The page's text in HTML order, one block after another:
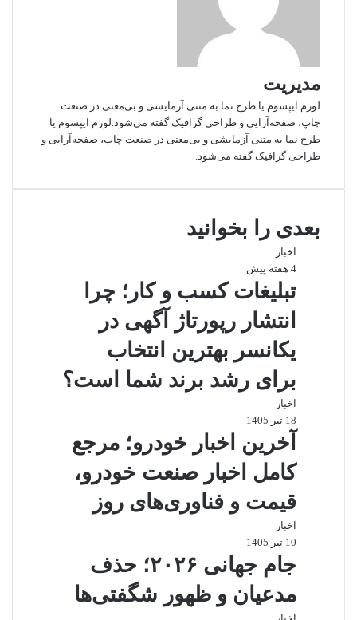
مدیریت
لورم ایپسوم یا طرح‌ نما به متنی آزمایشی و بی‌معنی در صنعت
چاپ، صفحه‌آرایی و طراحی گرافیک گفته می‌شود.لورم ایپسوم یا
طرح‌ نما به متنی آزمایشی و بی‌معنی در صنعت چاپ، صفحه‌آرایی و
طراحی گرافیک گفته می‌شود.
بعدی را بخوانید
اخبار
4 هفته پیش
تبلیغات کسب و کار؛ چرا
انتشار رپورتاژ آگهی در
یکانسر بهترین انتخاب
برای رشد برند شما است؟
اخبار
18 تیر 1405
آخرین اخبار خودرو؛ مرجع
کامل اخبار صنعت خودرو،
قیمت و فناوری‌های روز
اخبار
10 تیر 1405
جام جهانی ۲۰۲۶؛ حذف
مدعیان و ظهور شگفتی‌ها